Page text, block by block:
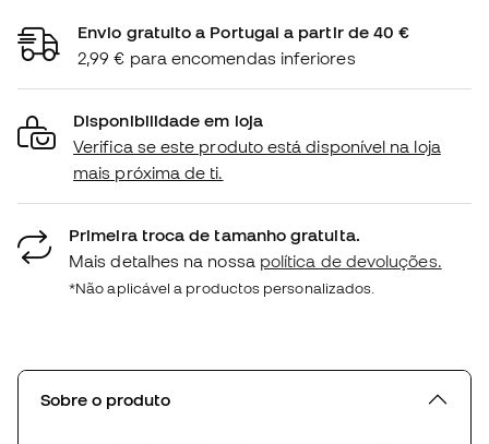
Envio gratuito a Portugal a partir de 40 €
2,99 € para encomendas inferiores
Disponibilidade em loja
Verifica se este produto está disponível na loja
mais próxima de ti.
Primeira troca de tamanho gratuita.
Mais detalhes na nossa política de devoluções.
*Não aplicável a productos personalizados.
Sobre o produto